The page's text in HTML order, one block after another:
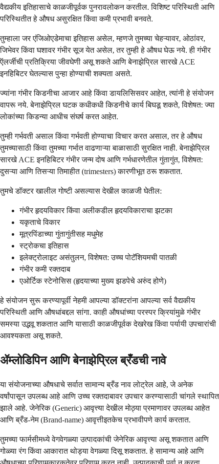
वैद्यकीय इतिहासाचे काळजीपूर्वक पुनरावलोकन करतील. विशिष्ट परिस्थिती आणि
परिस्थितीत हे औषध असुरक्षित किंवा कमी प्रभावी बनवते.
तुम्हाला जर एंजिओएडेमाचा इतिहास असेल, म्हणजे तुमच्या चेहऱ्यावर, ओठांवर,
जिभेवर किंवा घशावर गंभीर सूज येत असेल, तर तुम्ही हे औषध घेऊ नये. ही गंभीर
ऍलर्जीची प्रतिक्रिया जीवघेणी असू शकते आणि बेनाझेप्रिल सारखे ACE
इनहिबिटर घेतल्यास पुन्हा होण्याची शक्यता असते.
ज्यांना गंभीर किडनीचा आजार आहे किंवा डायलिसिसवर आहेत, त्यांनी हे संयोजन
वापरू नये. बेनाझेप्रिल घटक कधीकधी किडनीचे कार्य बिघडू शकते, विशेषत: ज्या
लोकांच्या किडन्या आधीच संघर्ष करत आहेत.
तुम्ही गर्भवती असाल किंवा गर्भवती होण्याचा विचार करत असाल, तर हे औषध
तुमच्यासाठी किंवा तुमच्या गर्भात वाढणाऱ्या बाळासाठी सुरक्षित नाही. बेनाझेप्रिल
सारखे ACE इनहिबिटर गंभीर जन्म दोष आणि गर्भधारणेतील गुंतागुंत, विशेषत:
दुसऱ्या आणि तिसऱ्या तिमाहीत (trimesters) कारणीभूत ठरू शकतात.
तुमचे डॉक्टर खालील गोष्टी असल्यास देखील काळजी घेतील:
गंभीर हृदयविकार किंवा अलीकडील हृदयविकाराचा झटका
यकृताचे विकार
मूत्रपिंडाच्या गुंतागुंतीसह मधुमेह
स्ट्रोकचा इतिहास
इलेक्ट्रोलाइट असंतुलन, विशेषत: उच्च पोटॅशियमची पातळी
गंभीर कमी रक्तदाब
एओर्टिक स्टेनोसिस (हृदयाच्या मुख्य झडपेचे अरुंद होणे)
हे संयोजन सुरू करण्यापूर्वी नेहमी आपल्या डॉक्टरांना आपल्या सर्व वैद्यकीय
परिस्थिती आणि औषधांबद्दल सांगा. काही औषधांच्या परस्पर क्रियांमुळे गंभीर
समस्या उद्भवू शकतात आणि यासाठी काळजीपूर्वक देखरेख किंवा पर्यायी उपचारांची
आवश्यकता असू शकते.
ॲम्लोडिपिन आणि बेनाझेप्रिल ब्रँडची नावे
या संयोजनाच्या औषधाचे सर्वात सामान्य ब्रँड नाव लोट्रेल आहे, जे अनेक
वर्षांपासून उपलब्ध आहे आणि उच्च रक्तदाबावर उपचार करण्यासाठी चांगले स्थापित
झाले आहे. जेनेरिक (Generic) आवृत्त्या देखील मोठ्या प्रमाणावर उपलब्ध आहेत
आणि ब्रँड-नेम (Brand-name) आवृत्तीइतकेच प्रभावीपणे कार्य करतात.
तुमच्या फार्मसीमध्ये वेगवेगळ्या उत्पादकांची जेनेरिक आवृत्त्या असू शकतात आणि
गोळ्या रंग किंवा आकारात थोड्या वेगळ्या दिसू शकतात. हे सामान्य आहे आणि